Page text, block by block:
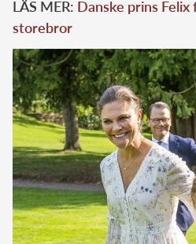
LÄS MER: Danske prins Felix
storebror